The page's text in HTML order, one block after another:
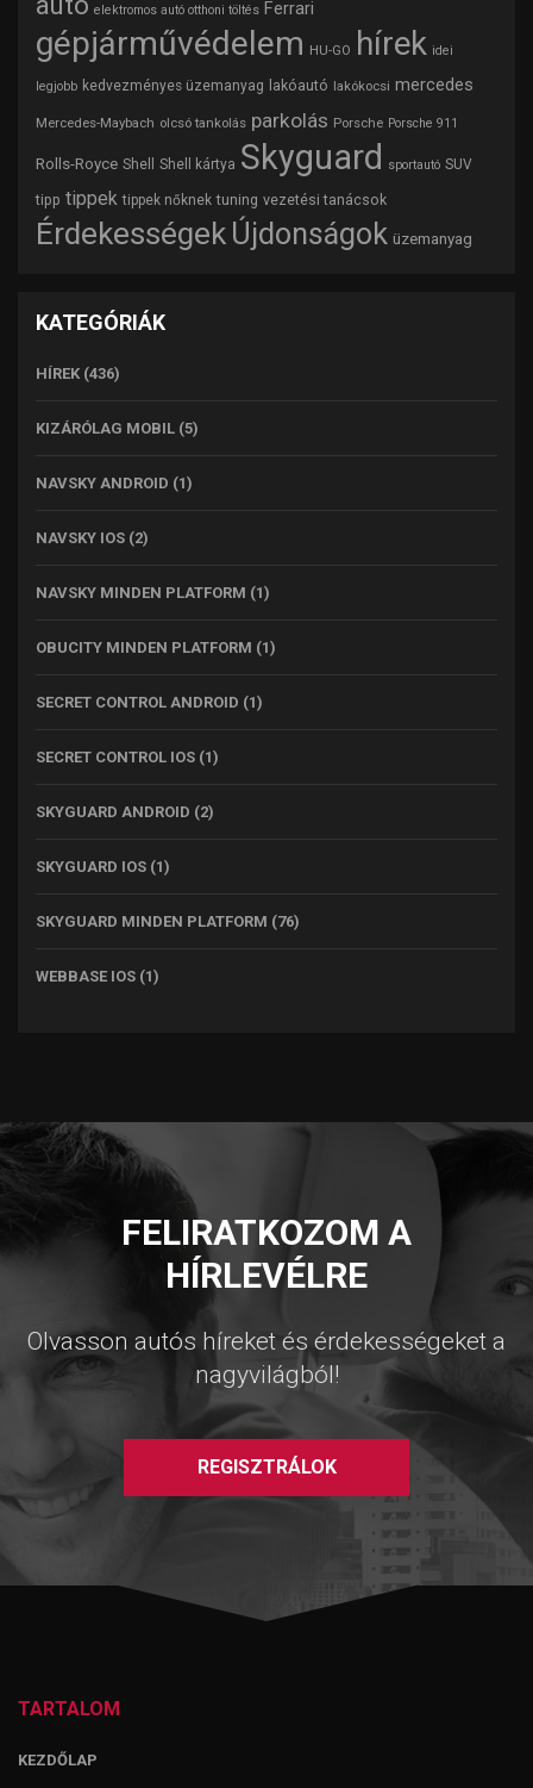
elektromos autó otthoni töltés Ferrari
gépjárművédelem HU-GO hírek idei
legjobb kedvezményes üzemanyag lakóautó lakókocsi mercedes
Mercedes-Maybach olcsó tankolás parkolás Porsche Porsche 911
Rolls-Royce Shell Shell kártya Skyguard sportautó SUV
tipp tippek tippek nőknek tuning vezetési tanácsok
Érdekességek Újdonságok üzemanyag
KATEGÓRIÁK
HÍREK (436)
KIZÁRÓLAG MOBIL (5)
NAVSKY ANDROID (1)
NAVSKY IOS (2)
NAVSKY MINDEN PLATFORM (1)
OBUCITY MINDEN PLATFORM (1)
SECRET CONTROL ANDROID (1)
SECRET CONTROL IOS (1)
SKYGUARD ANDROID (2)
SKYGUARD IOS (1)
SKYGUARD MINDEN PLATFORM (76)
WEBBASE IOS (1)
FELIRATKOZOM A
HÍRLEVÉLRE
Olvasson autós híreket és érdekességeket a
nagyvilágból!
REGISZTRÁLOK
TARTALOM
KEZDŐLAP